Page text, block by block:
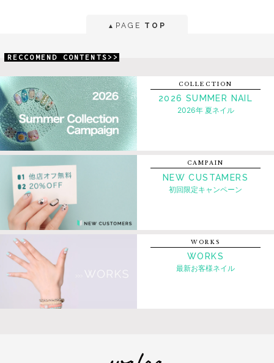
▲ PAGE TOP
RECCOMEND CONTENTS>>
COLLECTION
2026 SUMMER NAIL
2026年 夏ネイル
CAMPAIN
NEW CUSTAMERS
初回限定キャンペーン
WORKS
WORKS
最新お客様ネイル